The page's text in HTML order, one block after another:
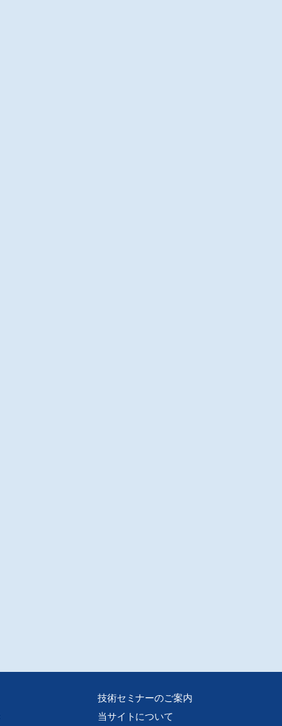
技術セミナーのご案内
当サイトについて